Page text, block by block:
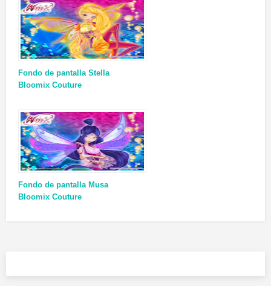
Fondo de pantalla Stella
Bloomix Couture
Fondo de pantalla Musa
Bloomix Couture